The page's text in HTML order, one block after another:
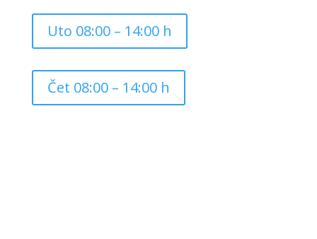
Uto 08:00 – 14:00 h
Čet 08:00 – 14:00 h